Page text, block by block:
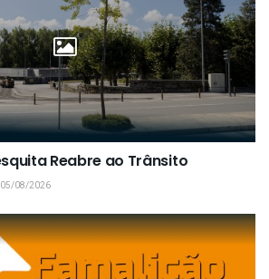
Reabre ao Trânsito
05/08/2026